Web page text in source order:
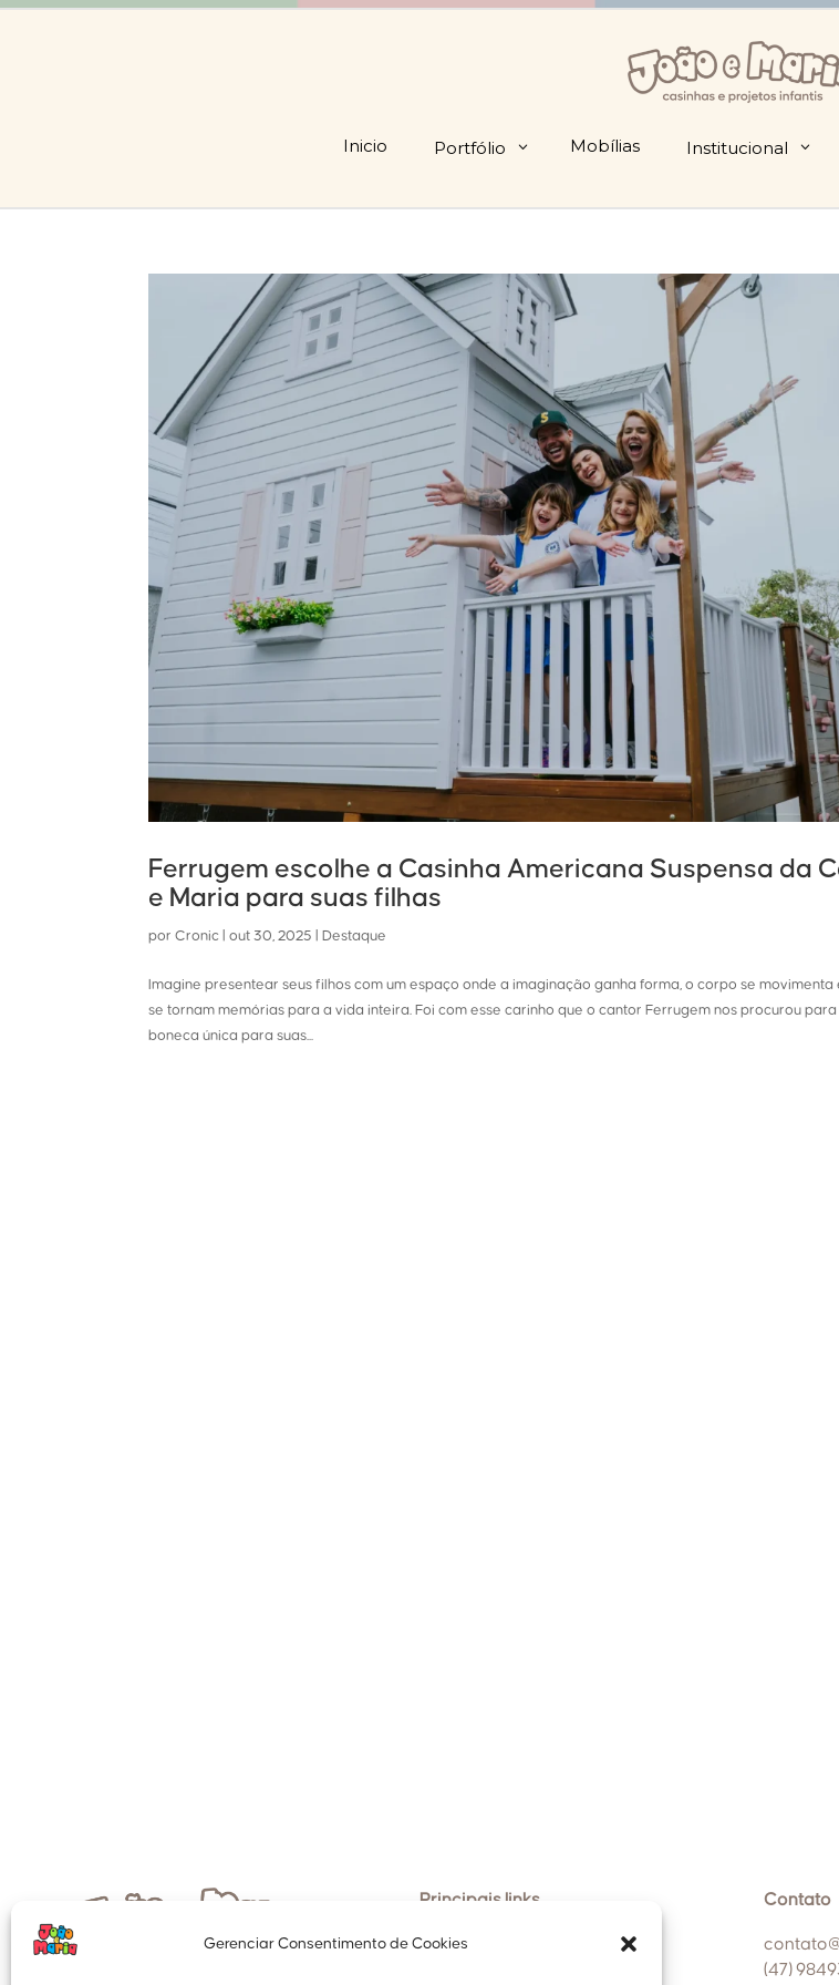
Gerenciar Consentimento de Cookies
Inicio Portfólio Mobílias Institucional
Ferrugem escolhe a Casinha Americana Suspensa da
e Maria para suas filhas
porCronic |out 30, 2025 |Destaque
Imagine presentear seus filhos com um espaço onde a imaginação ganha forma, o corpo se movimenta
se tornam memórias para a vida inteira. Foi com esse carinho que o cantor Ferrugem nos procurou
boneca única para suas...
Principais links
Início
Contato
(47)